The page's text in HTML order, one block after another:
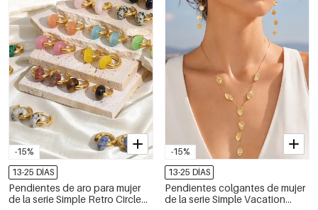
-15%
13-25 DÍAS
Pendientes de aro para mujer
de la serie Simple Retro Circle
-15%
13-25 DÍAS
Pendientes colgantes de mujer
de la serie Simple Vacation